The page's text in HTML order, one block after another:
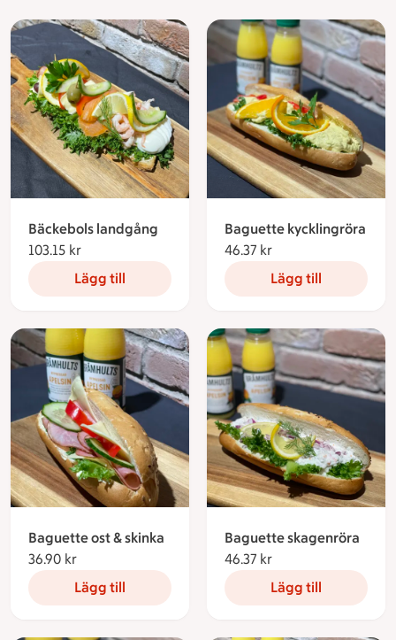
Bäckebols landgång
103.15 kr
Lägg till
Baguette kycklingröra
46.37 kr
Lägg till
Baguette ost & skinka
36.90 kr
Lägg till
Baguette skagenröra
46.37 kr
Lägg till